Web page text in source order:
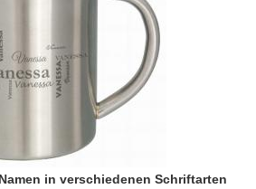
in verschiedenen Schriftarten